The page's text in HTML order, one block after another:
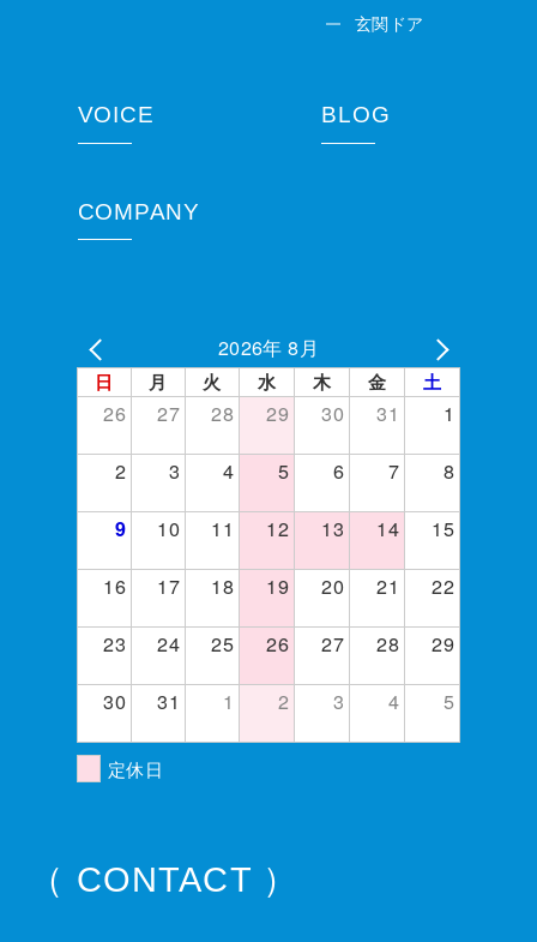
玄関ドア
VOICE BLOG
COMPANY
2026年 8月
日 月 火 水 木 金 土
26 27 28 29 30 31
1
2
3 4 5 6 7 8
9 10 11 12 13 14
15
16
17 18 19 20 21
22
23
24 25 26 27 28
29
30
31 1 2 3 4 5
定休日
（ CONTACT ）